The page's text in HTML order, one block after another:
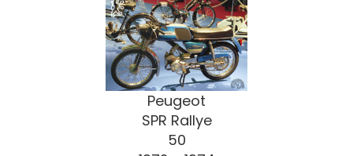
Peugeot
SPR Rallye
50